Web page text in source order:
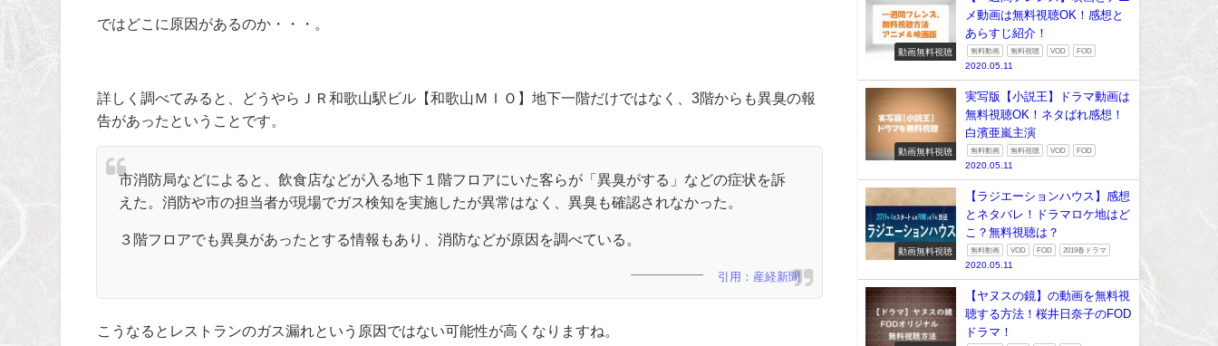
ではどこに原因があるのか・・・。
詳しく調べてみると、どうやらＪＲ和歌山駅ビル【和歌山ＭＩＯ】地下一階だけではなく、3階からも異臭の報
告があったということです。
市消防局などによると、飲食店などが入る地下１階フロアにいた客らが「異臭がする」などの症状を訴
えた。消防や市の担当者が現場でガス検知を実施したが異常はなく、異臭も確認されなかった。
３階フロアでも異臭があったとする情報もあり、消防などが原因を調べている。
引用：産経新聞
こうなるとレストランのガス漏れという原因ではない可能性が高くなりますね。
動画無料視聴
メ動画は無料視聴OK！感想と
あらすじ紹介！
無料動画 無料視聴 VOD FOD
2020.05.11
動画無料視聴
実写版【小説王】ドラマ動画は
無料視聴OK！ネタばれ感想！
白濱亜嵐主演
無料動画 無料視聴 VOD FOD
2020.05.11
動画無料視聴
【ラジエーションハウス】感想
とネタバレ！ドラマロケ地はど
こ？無料視聴は？
無料動画 VOD FOD 2019春ドラマ
2020.05.11
【ヤヌスの鏡】の動画を無料視
聴する方法！桜井日奈子のFOD
ドラマ！